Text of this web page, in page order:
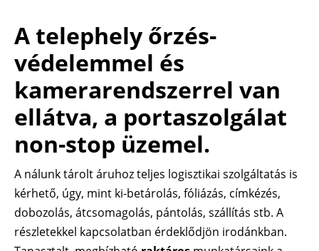
A telephely őrzés-
védelemmel és
kamerarendszerrel van
ellátva, a portaszolgálat
non-stop üzemel.
A nálunk tárolt áruhoz teljes logisztikai szolgáltatás is
kérhető, úgy, mint ki-betárolás, fóliázás, címkézés,
dobozolás, átcsomagolás, pántolás, szállítás stb. A
részletekkel kapcsolatban érdeklődjön irodánkban.